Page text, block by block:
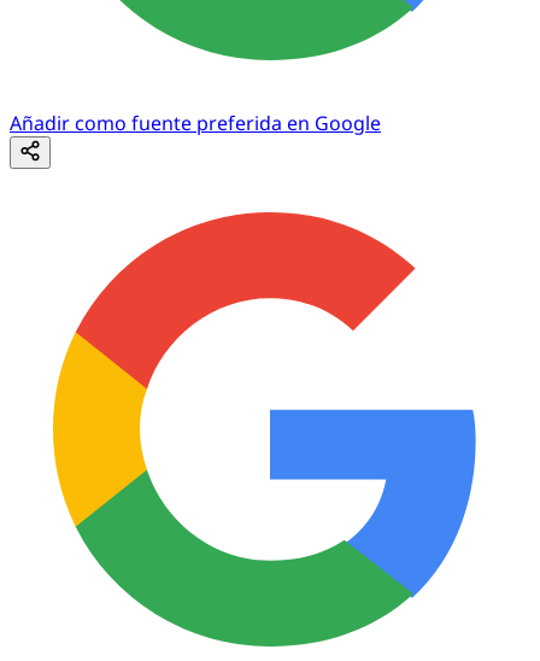
Añadir como fuente preferida en Google